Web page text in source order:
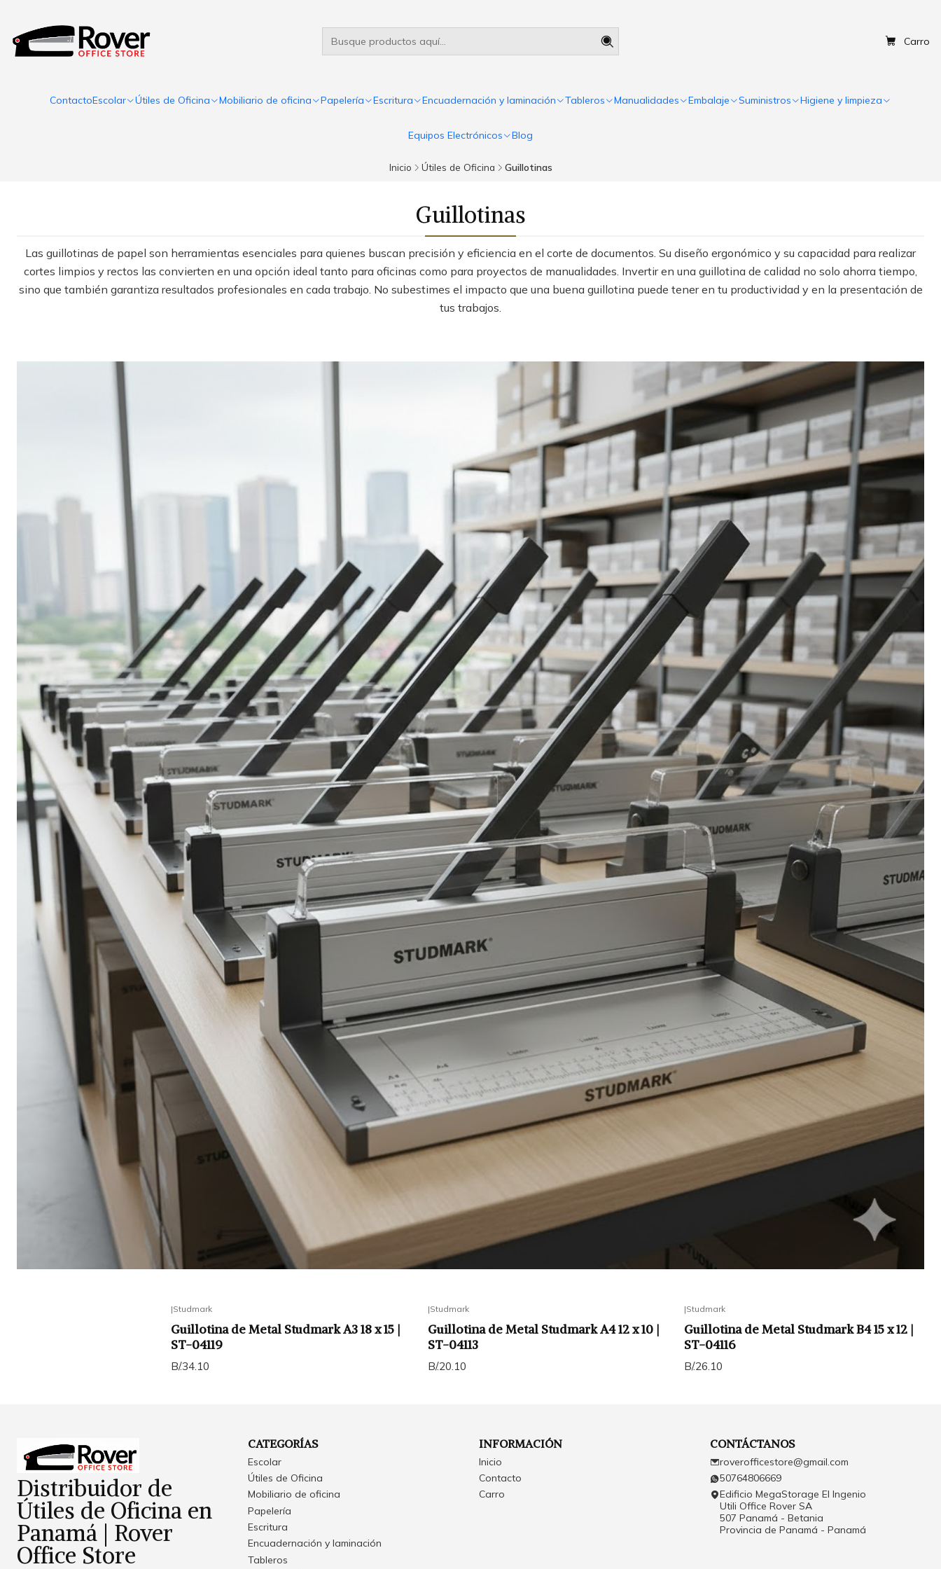
Carro
ContactoEscolar Útiles de Oficina Mobiliario de oficina Papelería Escritura Encuadernación y laminación Tableros Manualidades Embalaje Suministros Higiene y limpieza
Equipos Electrónicos Blog
Inicio Útiles de Oficina Guillotinas
Guillotinas
Las guillotinas de papel son herramientas esenciales para quienes buscan precisión y eficiencia en el corte de documentos. Su diseño ergonómico y su capacidad para realizar
cortes limpios y rectos las convierten en una opción ideal tanto para oficinas como para proyectos de manualidades. Invertir en una guillotina de calidad no solo ahorra tiempo,
sino que también garantiza resultados profesionales en cada trabajo. No subestimes el impacto que una buena guillotina puede tener en tu productividad y en la presentación de
tus trabajos.
|Studmark
Guillotina de Metal Studmark A3 18 x 15 |
ST-04119
B/.34.10
|Studmark
Guillotina de Metal Studmark A4 12 x 10 |
ST-04113
B/.20.10
|Studmark
Guillotina de Metal Studmark B4 15 x 12 |
ST-04116
B/.26.10
Distribuidor de
Útiles de Oficina en
Panamá | Rover
Office Store
CATEGORÍAS
Escolar
Útiles de Oficina
Mobiliario de oficina
Papelería
Escritura
Encuadernación y laminación
Tableros
INFORMACIÓN
Inicio
Contacto
Carro
CONTÁCTANOS
roverofficestore@gmail.com
50764806669
Edificio MegaStorage El Ingenio
Utili Office Rover SA
507 Panamá - Betania
Provincia de Panamá - Panamá